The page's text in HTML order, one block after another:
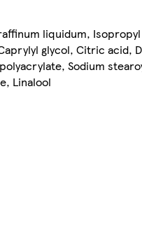
liquidum,
glycol, Citric acid,
Sodium
Linalool